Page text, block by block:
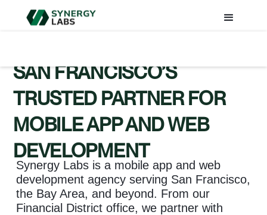
SAN FRANCISCO’S
TRUSTED PARTNER FOR
MOBILE APP AND WEB
DEVELOPMENT
Synergy Labs is a mobile app and web
development agency serving San Francisco,
the Bay Area, and beyond. From our
Financial District office, we partner with